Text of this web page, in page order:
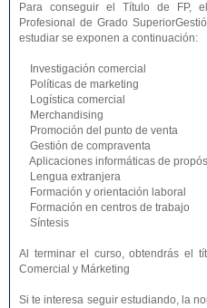
Para conseguir el Título de FP,
Profesional de Grado
estudiar se exponen a continuación:
Investigación comercial
Políticas de marketing
Logística comercial
Merchandising
Promoción del punto de venta
Gestión de compraventa
Aplicaciones informáticas de
Lengua extranjera
Formación y orientación laboral
Formación en centros de trabajo
Síntesis
Al terminar el curso, obtendrás el
Comercial y Márketing
Si te interesa seguir estudiando, la